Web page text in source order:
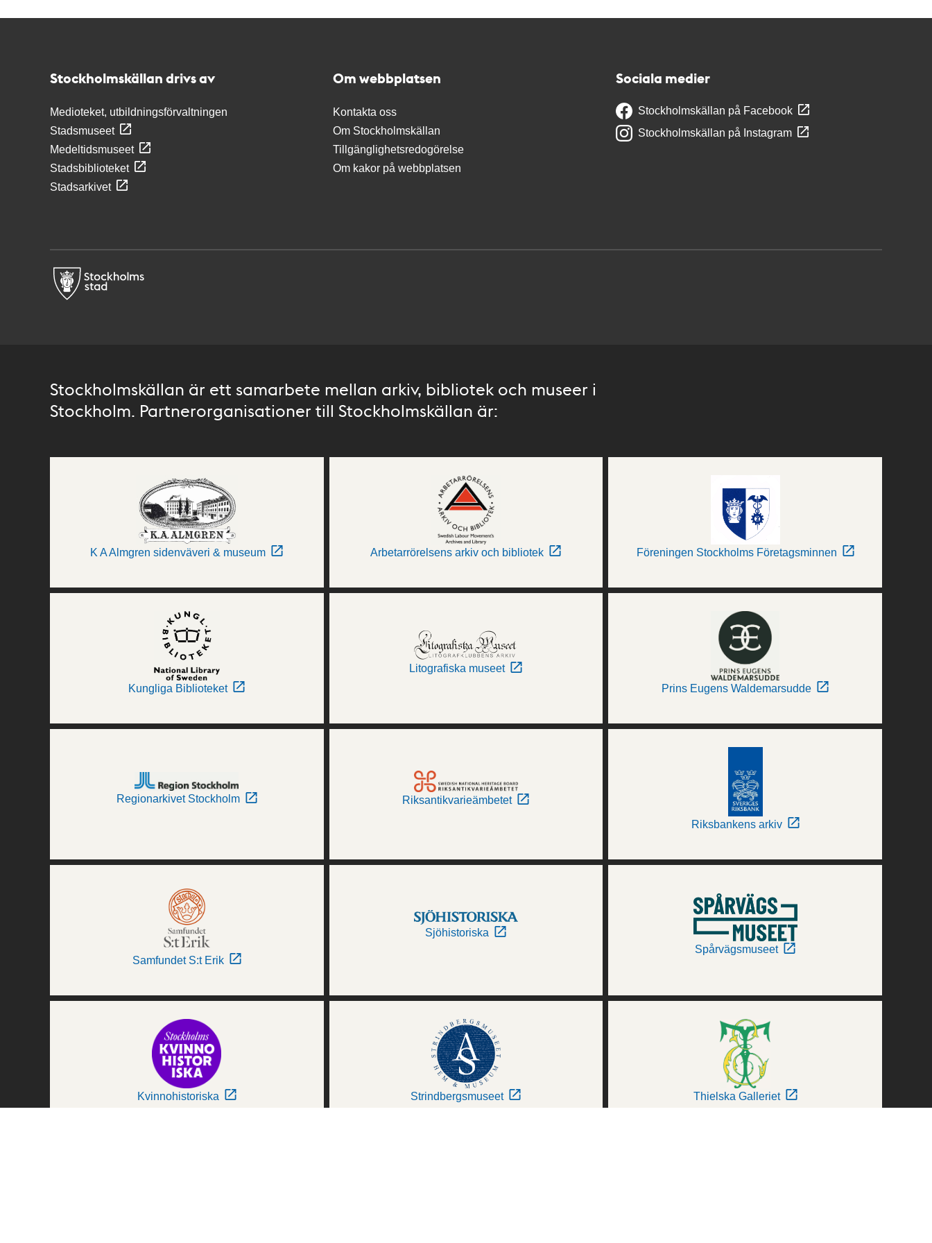
Stockholmskällan drivs av
Medioteket, utbildningsförvaltningen
Stadsmuseet
Medeltidsmuseet
Stadsbiblioteket
Stadsarkivet
Om webbplatsen
Kontakta oss
Om Stockholmskällan
Tillgänglighetsredogörelse
Om kakor på webbplatsen
Sociala medier
Stockholmskällan på Facebook
Stockholmskällan på Instagram
Stockholmskällan är ett samarbete mellan arkiv, bibliotek och museer i
Stockholm. Partnerorganisationer till Stockholmskällan är:
K A Almgren sidenväveri & museum Arbetarrörelsens arkiv och bibliotek Föreningen Stockholms Företagsminnen
Kungliga Biblioteket
Litografiska museet
Prins Eugens Waldemarsudde
Regionarkivet Stockholm Riksantikvarieämbetet
Riksbankens arkiv
Samfundet S:t Erik
Sjöhistoriska
Spårvägsmuseet
Kvinnohistoriska Strindbergsmuseet Thielska Galleriet